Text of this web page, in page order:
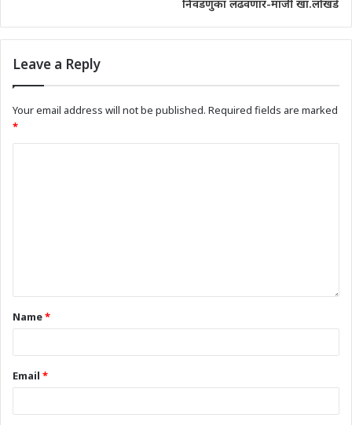
निवडणुका लढवणार-माजी खा.लोखंडे
Leave a Reply
Your email address will not be published. Required fields are marked
*
Name*
Email *